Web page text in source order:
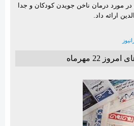
مورد درمان ناخن جویدن کودکان و جدا
ارائه داد.
22 مهرماه